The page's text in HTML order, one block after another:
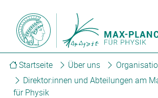
Startseite Über uns
Direktor:innen und Abteilungen am
für Physik